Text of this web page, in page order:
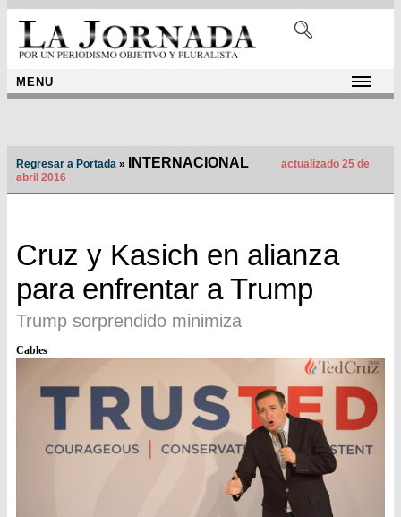
MENU
Regresar a Portada » INTERNACIONAL
actualizado 25 de
abril 2016
Cruz y Kasich en alianza
para enfrentar a Trump
Trump sorprendido minimiza
Cables